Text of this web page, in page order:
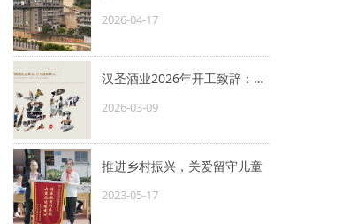
2026-04-17
汉圣酒业2026年开工致辞：丙午新岁，唯坚守者见未来
2026-03-09
推进乡村振兴，关爱留守儿童
2023-05-17